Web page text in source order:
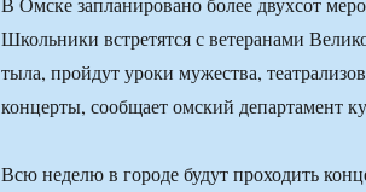
Школьники встретятся с ветеранами
тыла, пройдут уроки мужества,
концерты, сообщает омский департамент
Всю неделю в городе будут проходить